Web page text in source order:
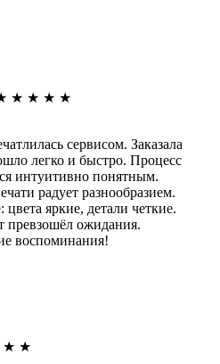
★ ★ ★ ★
сервисом. Заказала
легко и быстро. Процесс
интуитивно понятным.
радует разнообразием.
цвета яркие, детали четкие.
превзошёл ожидания.
воспоминания!
★ ★